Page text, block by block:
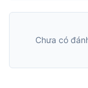
Chưa có